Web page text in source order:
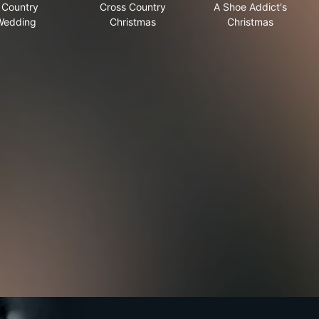
Country
Cross Country
Christmas
A Shoe Addict's
Christmas